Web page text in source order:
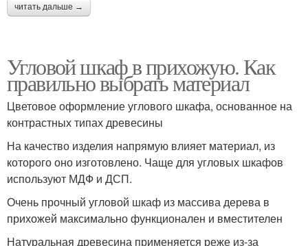
читать дальше →
Угловой шкаф в прихожую. Как
правильно выбрать материал
Цветовое оформление углового шкафа, основанное на
контрастных типах древесины
На качество изделия напрямую влияет материал, из
которого оно изготовлено. Чаще для угловых шкафов
используют МДФ и ДСП.
Очень прочный угловой шкаф из массива дерева в
прихожей максимально функционален и вместителен
Натуральная древесина применяется реже из-за